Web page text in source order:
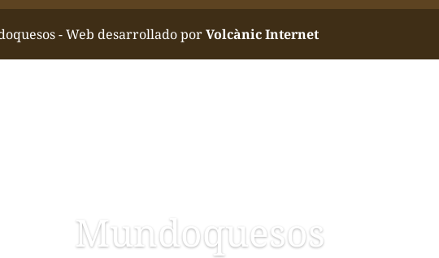
- Web desarrollado porVolcànic Internet
Mundoquesos